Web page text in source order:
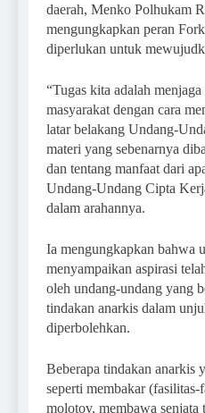
daerah, Menko Polhukam
mengungkapkan peran
diperlukan untuk
“Tugas kita adalah
masyarakat dengan cara
latar belakang Undang-
materi yang sebenarnya
dan tentang manfaat dari
Undang-Undang Cipta
dalam arahannya.
Ia mengungkapkan bahwa
menyampaikan aspirasi
oleh undang-undang yang
tindakan anarkis dalam
diperbolehkan.
Beberapa tindakan anarkis
seperti membakar
molotov, membawa senjata